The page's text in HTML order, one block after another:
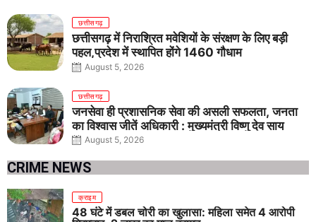
छत्तीसगढ़
छत्तीसगढ़ में निराश्रित मवेशियों के संरक्षण के लिए बड़ी
पहल,प्रदेश में स्थापित होंगे 1460 गौधाम
August 5, 2026
छत्तीसगढ़
जनसेवा ही प्रशासनिक सेवा की असली सफलता, जनता
का विश्वास जीतें अधिकारी : मुख्यमंत्री विष्णु देव साय
August 5, 2026
CRIME NEWS
क्राइम
48 घंटे में डबल चोरी का खुलासा: महिला समेत 4 आरोपी